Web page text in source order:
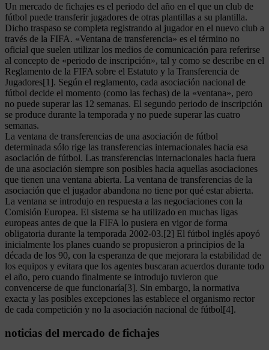
Un mercado de fichajes es el periodo del año en el que un club de
fútbol puede transferir jugadores de otras plantillas a su plantilla.
Dicho traspaso se completa registrando al jugador en el nuevo club a
través de la FIFA. «Ventana de transferencia» es el término no
oficial que suelen utilizar los medios de comunicación para referirse
al concepto de «periodo de inscripción», tal y como se describe en el
Reglamento de la FIFA sobre el Estatuto y la Transferencia de
Jugadores[1]. Según el reglamento, cada asociación nacional de
fútbol decide el momento (como las fechas) de la «ventana», pero
no puede superar las 12 semanas. El segundo periodo de inscripción
se produce durante la temporada y no puede superar las cuatro
semanas.
La ventana de transferencias de una asociación de fútbol
determinada sólo rige las transferencias internacionales hacia esa
asociación de fútbol. Las transferencias internacionales hacia fuera
de una asociación siempre son posibles hacia aquellas asociaciones
que tienen una ventana abierta. La ventana de transferencias de la
asociación que el jugador abandona no tiene por qué estar abierta.
La ventana se introdujo en respuesta a las negociaciones con la
Comisión Europea. El sistema se ha utilizado en muchas ligas
europeas antes de que la FIFA lo pusiera en vigor de forma
obligatoria durante la temporada 2002-03.[2] El fútbol inglés apoyó
inicialmente los planes cuando se propusieron a principios de la
década de los 90, con la esperanza de que mejorara la estabilidad de
los equipos y evitara que los agentes buscaran acuerdos durante todo
el año, pero cuando finalmente se introdujo tuvieron que
convencerse de que funcionaría[3]. Sin embargo, la normativa
exacta y las posibles excepciones las establece el organismo rector
de cada competición y no la asociación nacional de fútbol[4].
noticias del mercado de fichajes